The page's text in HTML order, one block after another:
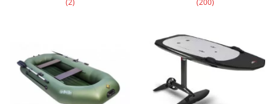
(2) (200)